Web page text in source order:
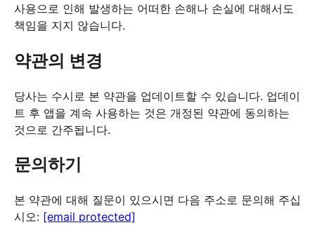
사용으로 인해 발생하는 어떠한 손해나 손실에 대해서도
책임을 지지 않습니다.
약관의 변경
당사는 수시로 본 약관을 업데이트할 수 있습니다. 업데이
트 후 앱을 계속 사용하는 것은 개정된 약관에 동의하는
것으로 간주됩니다.
문의하기
본 약관에 대해 질문이 있으시면 다음 주소로 문의해 주십
시오: [email protected]